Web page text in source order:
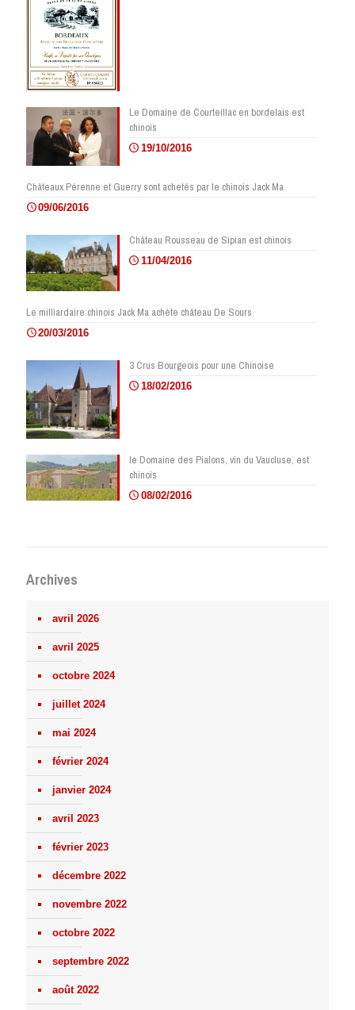
Le Domaine de Courteillac en bordelais est
chinois
19/10/2016
Châteaux Pérenne et Guerry sont achetés par le chinois Jack Ma
09/06/2016
Château Rousseau de Sipian est chinois
11/04/2016
Le milliardaire chinois Jack Ma achète château De Sours
20/03/2016
3 Crus Bourgeois pour une Chinoise
18/02/2016
le Domaine des Pialons, vin du Vaucluse, est
chinois
08/02/2016
Archives
avril 2026
avril 2025
octobre 2024
juillet 2024
mai 2024
février 2024
janvier 2024
avril 2023
février 2023
décembre 2022
novembre 2022
octobre 2022
septembre 2022
août 2022